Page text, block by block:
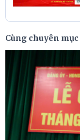
Cùng chuyên mục